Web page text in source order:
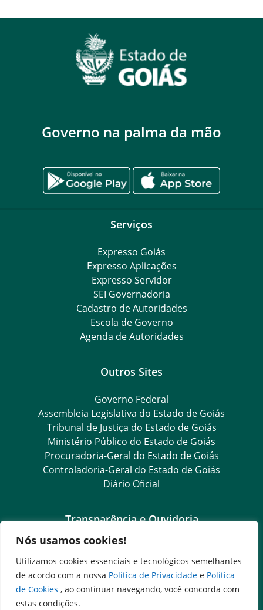
Nós usamos cookies!
Utilizamos cookies essenciais e tecnológicos semelhantes
de acordo com a nossa Política de Privacidade e Política
de Cookies , ao continuar navegando, você concorda com
estas condições.
Governo na palma da mão
Serviços
Expresso Goiás
Expresso Aplicações
Expresso Servidor
SEI Governadoria
Cadastro de Autoridades
Escola de Governo
Agenda de Autoridades
Outros Sites
Governo Federal
Assembleia Legislativa do Estado de Goiás
Tribunal de Justiça do Estado de Goiás
Ministério Público do Estado de Goiás
Procuradoria-Geral do Estado de Goiás
Controladoria-Geral do Estado de Goiás
Diário Oficial
Transparência e Ouvidoria
LGPD
Goiás Transparência
Dados Abertos Goiás
e-SIC
SIC – Serviço de Informação ao Cidadão